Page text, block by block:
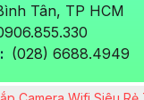
Tân, TP HCM
(028) 6688.4949